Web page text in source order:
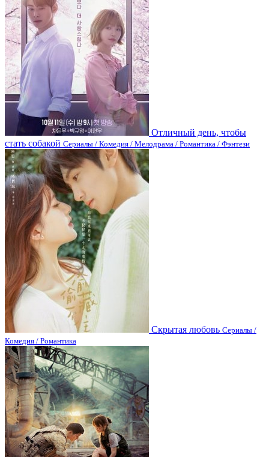
Отличный день, чтобы
стать собакой Сериалы / Комедия / Мелодрама / Романтика / Фэнтези
Скрытая любовь Сериалы /
Комедия / Романтика